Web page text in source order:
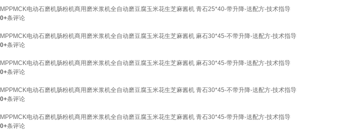
MPPMCK电动石磨机肠粉机商用磨米浆机全自动磨豆腐玉米花生芝麻酱机 青石25*40-带升降-送配方-技术指导
0+条评论
MPPMCK电动石磨机肠粉机商用磨米浆机全自动磨豆腐玉米花生芝麻酱机 麻石30*45-不带升降-送配方-技术指导
0+条评论
MPPMCK电动石磨机肠粉机商用磨米浆机全自动磨豆腐玉米花生芝麻酱机 麻石30*45-带升降-送配方-技术指导
0+条评论
MPPMCK电动石磨机肠粉机商用磨米浆机全自动磨豆腐玉米花生芝麻酱机 青石30*45-不带升降-送配方-技术指导
0+条评论
MPPMCK电动石磨机肠粉机商用磨米浆机全自动磨豆腐玉米花生芝麻酱机 青石30*45-带升降-送配方-技术指导
0+条评论